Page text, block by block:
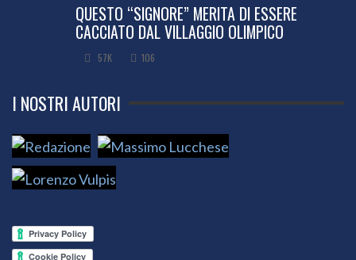
QUESTO “SIGNORE” MERITA DI ESSERE
CACCIATO DAL VILLAGGIO OLIMPICO
57K 106
I NOSTRI AUTORI